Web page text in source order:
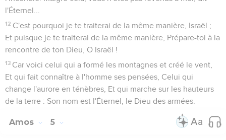
l'Éternel...
12 C'est pourquoi je te traiterai de la même manière, Israël ;
Et puisque je te traiterai de la même manière, Prépare-toi à la
rencontre de ton Dieu, O Israël !
13 Car voici celui qui a formé les montagnes et créé le vent,
Et qui fait connaître à l'homme ses pensées, Celui qui
change l'aurore en ténèbres, Et qui marche sur les hauteurs
de la terre : Son nom est l'Éternel, le Dieu des armées.
Amos 5